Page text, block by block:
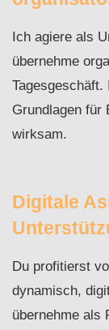
Ich agiere als
übernehme
Grundlagen für
wirksam.
Digitale
Du profitierst
dynamisch,
übernehme als